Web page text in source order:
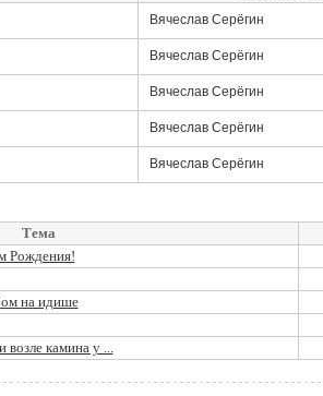
Вячеслав Серёгин
Вячеслав Серёгин
Вячеслав Серёгин
Вячеслав Серёгин
Вячеслав Серёгин
Тема
Рождения!
на идише
возле камина у ...